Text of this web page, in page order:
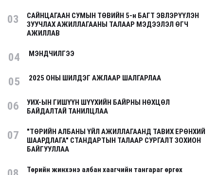
03
САЙНЦАГААН СУМЫН ТӨВИЙН 5-н БАГТ ЭВЛЭРҮҮЛЭН
ЗУУЧЛАХ АЖИЛЛАГААНЫ ТАЛААР МЭДЭЭЛЭЛ ӨГЧ
АЖИЛЛАВ
04 МЭНДЧИЛГЭЭ
05 2025 ОНЫ ШИЛДЭГ АЖЛААР ШАЛГАРЛАА
06
УИХ-ЫН ГИШҮҮН ШҮҮХИЙН БАЙРНЫ НӨХЦӨЛ
БАЙДАЛТАЙ ТАНИЛЦЛАА
07
"ТӨРИЙН АЛБАНЫ ҮЙЛ АЖИЛЛАГААНД ТАВИХ ЕРӨНХИЙ
ШААРДЛАГА" СТАНДАРТЫН ТАЛААР СУРГАЛТ ЗОХИОН
БАЙГУУЛЛАА
Төрийн жинхэнэ албан хаагчийн тангараг өргөх